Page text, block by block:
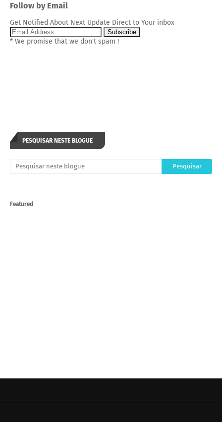
Follow by Email
Get Notified About Next Update Direct to Your inbox
* We promise that we don't spam !
PESQUISAR NESTE BLOGUE
Featured